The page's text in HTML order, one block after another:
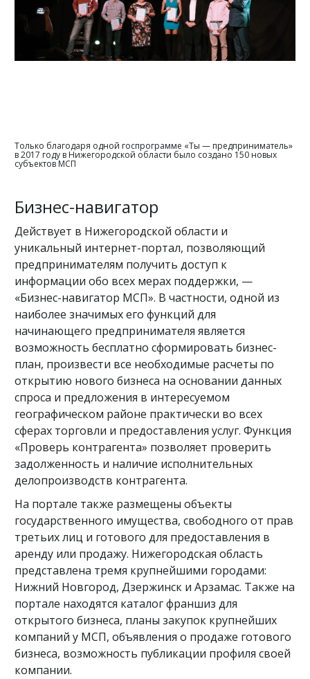
Только благодаря одной госпрограмме «Ты — предприниматель»
в 2017 году в Нижегородской области было создано 150 новых
субъектов МСП
Бизнес-навигатор
Действует в Нижегородской области и
уникальный интернет-портал, позволяющий
предпринимателям получить доступ к
информации обо всех мерах поддержки, —
«Бизнес-навигатор МСП». В частности, одной из
наиболее значимых его функций для
начинающего предпринимателя является
возможность бесплатно сформировать бизнес-
план, произвести все необходимые расчеты по
открытию нового бизнеса на основании данных
спроса и предложения в интересуемом
географическом районе практически во всех
сферах торговли и предоставления услуг. Функция
«Проверь контрагента» позволяет проверить
задолженность и наличие исполнительных
делопроизводств контрагента.
На портале также размещены объекты
государственного имущества, свободного от прав
третьих лиц и готового для предоставления в
аренду или продажу. Нижегородская область
представлена тремя крупнейшими городами:
Нижний Новгород, Дзержинск и Арзамас. Также на
портале находятся каталог франшиз для
открытого бизнеса, планы закупок крупнейших
компаний у МСП, объявления о продаже готового
бизнеса, возможность публикации профиля своей
компании.